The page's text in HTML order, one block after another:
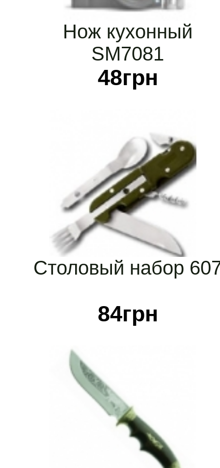
48грн
Нож кухонный
SM7081
84грн
Столовый набор